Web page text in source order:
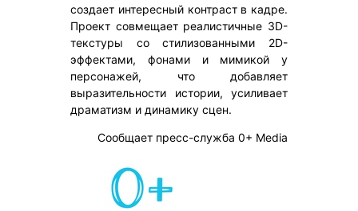
создает интересный контраст в кадре.
Проект совмещает реалистичные 3D-
текстуры со стилизованными 2D-
эффектами, фонами и мимикой у
персонажей, что добавляет
выразительности истории, усиливает
драматизм и динамику сцен.
Сообщает пресс-служба 0+ Media